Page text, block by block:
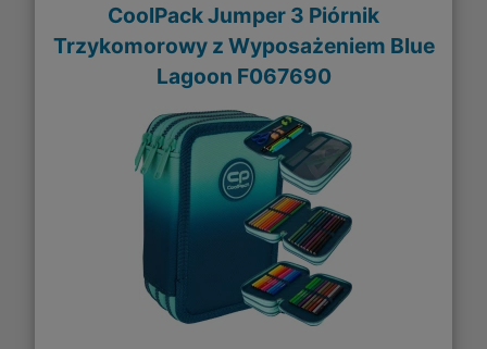
CoolPack Jumper 3 Piórnik
Trzykomorowy z Wyposażeniem Blue
Lagoon F067690